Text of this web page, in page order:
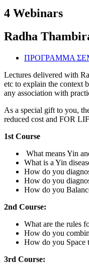
4 Webinars
Radha
ΠΡΟΓΡΑΜΜΑ
Lectures delivered with
etc to explain the context
any association with
As a special gift to you,
reduced cost and FOR
1st Course
What means Yin
What is a Yin
How do you
How do you
How do you
2nd Course:
What are the rules
How do you
How do you Space
3rd Course: